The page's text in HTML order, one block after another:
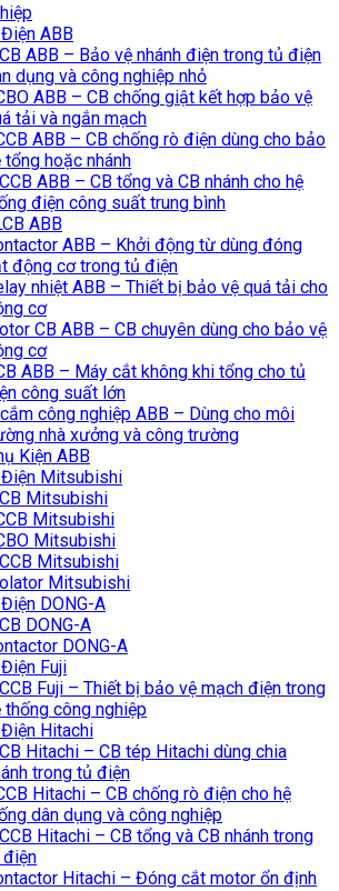
ABB
ABB – Bảo vệ nhánh điện trong tủ điện
dụng và công nghiệp nhỏ
ABB – CB chống giật kết hợp bảo vệ
tải và ngắn mạch
ABB – CB chống rò điện dùng cho bảo
tổng hoặc nhánh
ABB – CB tổng và CB nhánh cho hệ
điện công suất trung bình
ABB
ABB – Khởi động từ dùng đóng
động cơ trong tủ điện
nhiệt ABB – Thiết bị bảo vệ quá tải cho
cơ
CB ABB – CB chuyên dùng cho bảo vệ
cơ
ABB – Máy cắt không khi tổng cho tủ
công suất lớn
công nghiệp ABB – Dùng cho môi
nhà xưởng và công trường
Kiện ABB
Mitsubishi
Mitsubishi
Mitsubishi
Mitsubishi
Mitsubishi
Mitsubishi
DONG-A
DONG-A
DONG-A
Fuji
Fuji – Thiết bị bảo vệ mạch điện trong
thống công nghiệp
Hitachi
Hitachi – CB tép Hitachi dùng chia
trong tủ điện
Hitachi – CB chống rò điện cho hệ
dân dụng và công nghiệp
Hitachi – CB tổng và CB nhánh trong
Hitachi – Đóng cắt motor ổn định